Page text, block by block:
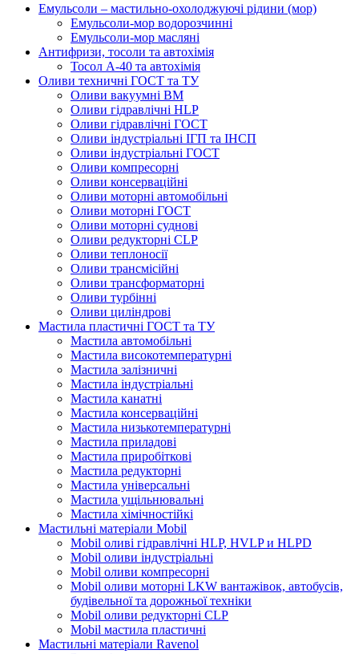
Емульсоли – мастильно-охолоджуючі рідини (мор)
Емульсоли-мор водорозчинні
Емульсоли-мор масляні
Антифризи, тосоли та автохімія
Тосол А-40 та автохімія
Оливи техничні ГОСТ та ТУ
Оливи вакуумні ВМ
Оливи гідравлічні HLP
Оливи гідравлічні ГОСТ
Оливи індустріальні ІГП та ІНСП
Оливи індустріальні ГОСТ
Оливи компресорні
Оливи консерваційні
Оливи моторні автомобільні
Оливи моторні ГОСТ
Оливи моторні суднові
Оливи редукторні CLP
Оливи теплоносії
Оливи трансмісійні
Оливи трансформаторні
Оливи турбінні
Оливи циліндрові
Мастила пластичні ГОСТ та ТУ
Мастила автомобільні
Мастила високотемпературні
Мастила залізничні
Мастила індустріальні
Мастила канатні
Мастила консерваційні
Мастила низькотемпературні
Мастила приладові
Мастила приробіткові
Мастила редукторні
Мастила універсальні
Мастила ущільнювальні
Мастила хімічностійкі
Мастильні матеріали Mobil
Mobil оливі гідравлічні HLP, HVLP и HLPD
Mobil оливи індустріальні
Mobil оливи компресорні
Mobil оливи моторні LKW вантажівок, автобусів,
будівельної та дорожньої техніки
Mobil оливи редукторні CLP
Mobil мастила пластичні
Мастильні матеріали Ravenol